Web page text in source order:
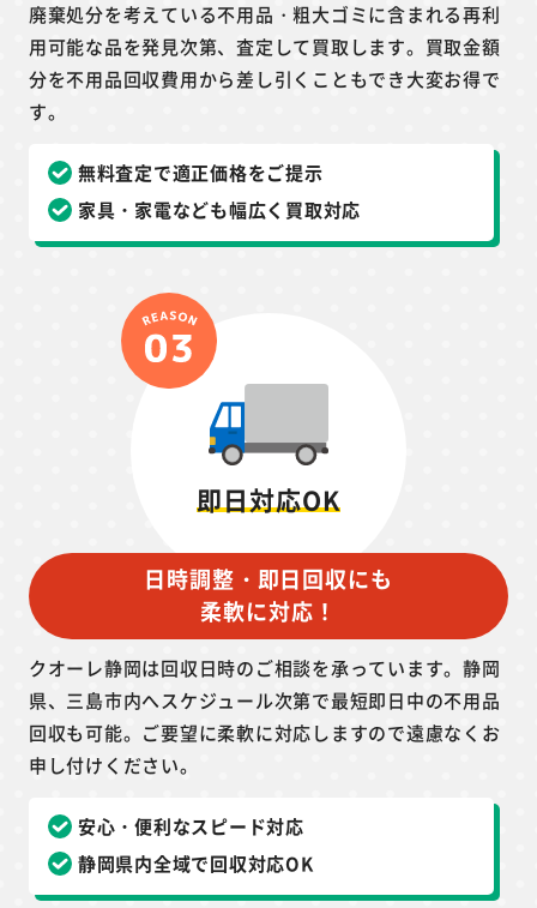
廃棄処分を考えている不用品・粗大ゴミに含まれる再利
用可能な品を発見次第、査定して買取します。買取金額
分を不用品回収費用から差し引くこともでき大変お得で
す。
無料査定で適正価格をご提示
家具・家電なども幅広く買取対応
即日対応OK
日時調整・即日回収にも
柔軟に対応！
クオーレ静岡は回収日時のご相談を承っています。静岡
県、三島市内へスケジュール次第で最短即日中の不用品
回収も可能。ご要望に柔軟に対応しますので遠慮なくお
申し付けください。
安心・便利なスピード対応
静岡県内全域で回収対応OK